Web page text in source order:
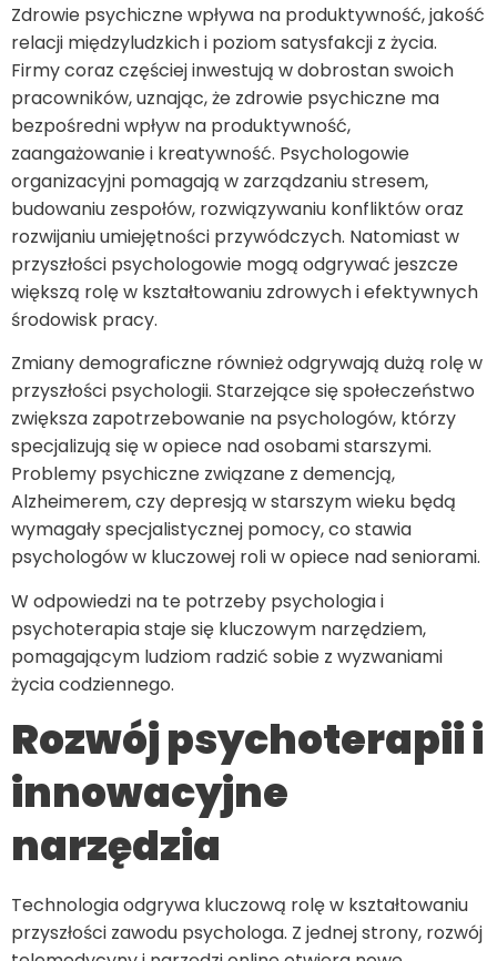
Zdrowie psychiczne wpływa na produktywność, jakość
relacji międzyludzkich i poziom satysfakcji z życia.
Firmy coraz częściej inwestują w dobrostan swoich
pracowników, uznając, że zdrowie psychiczne ma
bezpośredni wpływ na produktywność,
zaangażowanie i kreatywność. Psychologowie
organizacyjni pomagają w zarządzaniu stresem,
budowaniu zespołów, rozwiązywaniu konfliktów oraz
rozwijaniu umiejętności przywódczych. Natomiast w
przyszłości psychologowie mogą odgrywać jeszcze
większą rolę w kształtowaniu zdrowych i efektywnych
środowisk pracy.
Zmiany demograficzne również odgrywają dużą rolę w
przyszłości psychologii. Starzejące się społeczeństwo
zwiększa zapotrzebowanie na psychologów, którzy
specjalizują się w opiece nad osobami starszymi.
Problemy psychiczne związane z demencją,
Alzheimerem, czy depresją w starszym wieku będą
wymagały specjalistycznej pomocy, co stawia
psychologów w kluczowej roli w opiece nad seniorami.
W odpowiedzi na te potrzeby psychologia i
psychoterapia staje się kluczowym narzędziem,
pomagającym ludziom radzić sobie z wyzwaniami
życia codziennego.
Rozwój psychoterapii i
innowacyjne
narzędzia
Technologia odgrywa kluczową rolę w kształtowaniu
przyszłości zawodu psychologa. Z jednej strony, rozwój